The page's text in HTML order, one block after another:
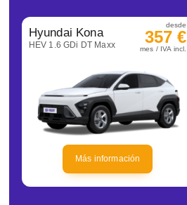
Hyundai Kona
HEV 1.6 GDi DT Maxx
desde
357 €
mes / IVA incl.
Más información